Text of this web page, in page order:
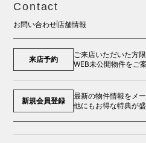
Contact
お問い合わせ店舗情報
来店予約
ご来店いただいた方限
WEB未公開物件をご
新規会員登録
最新の物件情報をメ
他にもお得な特典が